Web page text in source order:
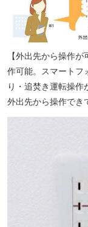
【外出先から操作
作可能。スマートフ
り・追焚き運転操作
外出先から操作でき